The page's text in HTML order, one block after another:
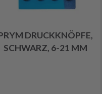
DRUCKKNÖPFE,
SCHWARZ, 6-21 MM